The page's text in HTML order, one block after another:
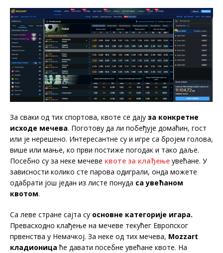
За сваки од тих спортова, квоте се дају за конкретне
исходе мечева. Поготову да ли побеђује домаћин, гост
или је нерешено. Интересантне су и игре са бројем голова,
више или мање, ко први постиже погодак и тако даље.
Посебно су за неке мечеве квоте за клађење увећане. У
зависности колико сте парова одиграли, онда можете
одабрати још један из листе понуда са увећаном
квотом.
Са леве стране сајта су основне категорије игара.
Превасходно клађење на мечеве текућег Европског
првенства у Немачкој. За неке од тих мечева, Mozzart
кладионица ће давати посебне увећане квоте. На